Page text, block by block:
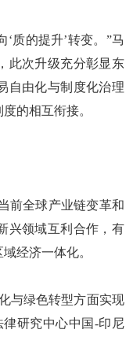
质的提升’转变。”马
此次升级充分彰显东
自由化与制度化治理
的相互衔接。
全球产业链变革和
兴领域互利合作，有
经济一体化。
绿色转型方面实现
研究中心中国-印尼